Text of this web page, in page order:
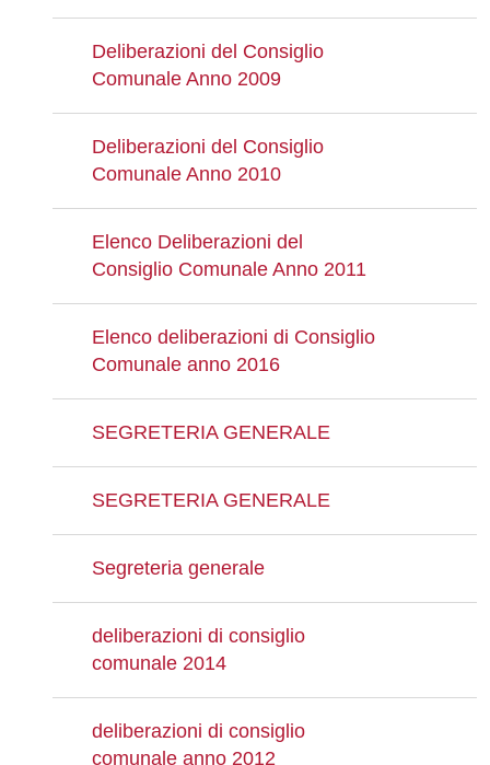
Deliberazioni del Consiglio
Comunale Anno 2009
Deliberazioni del Consiglio
Comunale Anno 2010
Elenco Deliberazioni del
Consiglio Comunale Anno 2011
Elenco deliberazioni di Consiglio
Comunale anno 2016
SEGRETERIA GENERALE
SEGRETERIA GENERALE
Segreteria generale
deliberazioni di consiglio
comunale 2014
deliberazioni di consiglio
comunale anno 2012